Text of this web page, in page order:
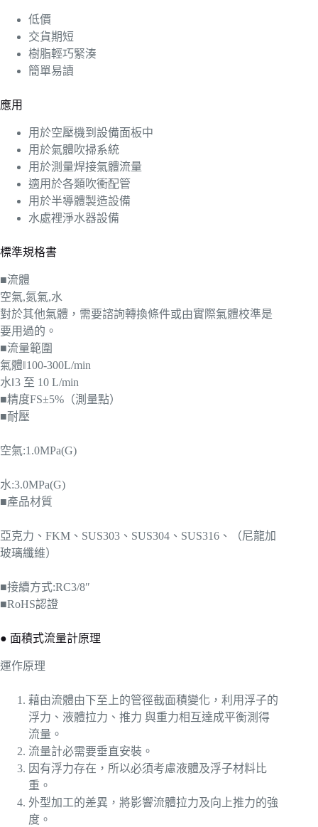
低價
交貨期短
樹脂輕巧緊湊
簡單易讀
應用
用於空壓機到設備面板中
用於氣體吹掃系統
用於測量焊接氣體流量
適用於各類吹衝配管
用於半導體製造設備
水處裡淨水器設備
標準規格書
■流體
空氣,氮氣,水
對於其他氣體，需要諮詢轉換條件或由實際氣體校準是
要用過的。
■流量範圍
氣體‖100-300L/min
水‖3 至 10 L/min
■精度FS±5%（測量點）
■耐壓
空氣:1.0MPa(G)
水:3.0MPa(G)
■產品材質
亞克力、FKM、SUS303、SUS304、SUS316、（尼龍加
玻璃纖維）
■接續方式:RC3/8″
■RoHS認證
● 面積式流量計原理
運作原理
藉由流體由下至上的管徑截面積變化，利用浮子的
浮力、液體拉力、推力 與重力相互達成平衡測得
流量。
流量計必需要垂直安裝。
因有浮力存在，所以必須考慮液體及浮子材料比
重。
外型加工的差異，將影響流體拉力及向上推力的強
度。